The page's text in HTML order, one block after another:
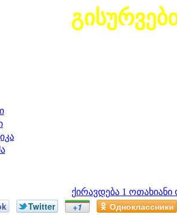
ქირავდება 1
Twitter +1 Одноклассники